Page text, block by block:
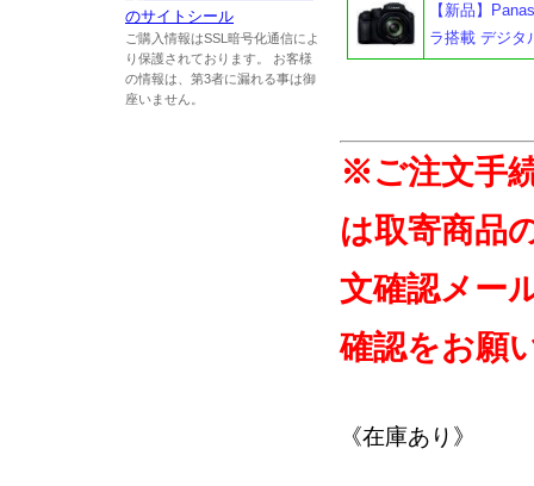
【新品】
ラ搭載 デジタ
※ご注文手
は取寄商品
文確認メー
確認をお願
《在庫あり》
ご購入情報はSSL暗号化通信によ
り保護されております。 お客様
の情報は、第3者に漏れる事は御
座いません。